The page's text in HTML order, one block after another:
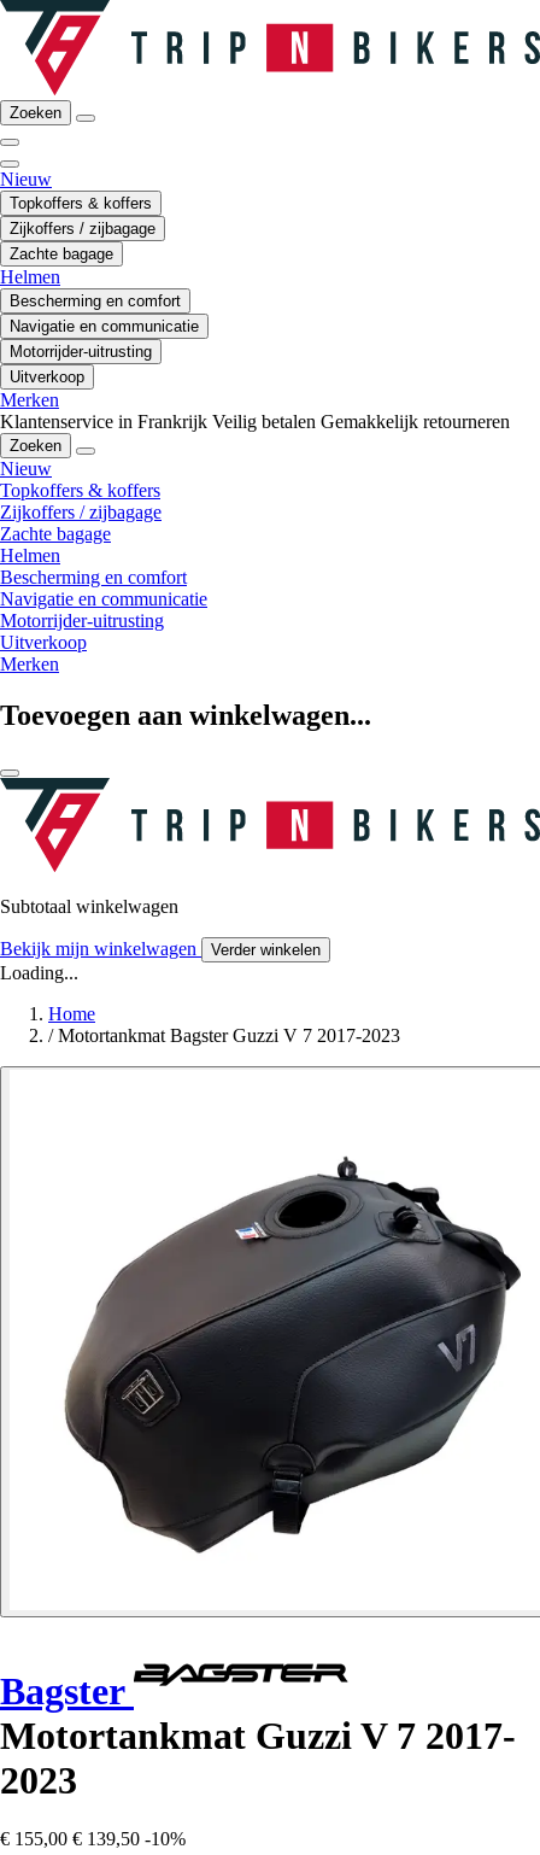
Zoeken
Nieuw
Topkoffers & koffers
Zijkoffers / zijbagage
Zachte bagage
Helmen
Bescherming en comfort
Navigatie en communicatie
Motorrijder-uitrusting
Uitverkoop
Merken
Klantenservice in Frankrijk Veilig betalen Gemakkelijk retourneren
Zoeken
Nieuw
Topkoffers & koffers
Zijkoffers / zijbagage
Zachte bagage
Helmen
Bescherming en comfort
Navigatie en communicatie
Motorrijder-uitrusting
Uitverkoop
Merken
Toevoegen aan winkelwagen...
Subtotaal winkelwagen
Bekijk mijn winkelwagen Verder winkelen
Loading...
Home
/ Motortankmat Bagster Guzzi V 7 2017-2023
Bagster
Motortankmat Guzzi V 7 2017-
2023
€ 155,00 € 139,50 -10%